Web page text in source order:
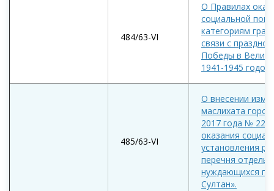
484/63-VI
О Правилах
социальной
категориям
связи с
Победы в
1941-1945 годов.
485/63-VI
О внесении
маслихата
2017 года №
оказания
установления
перечня
нуждающихся
Султан».